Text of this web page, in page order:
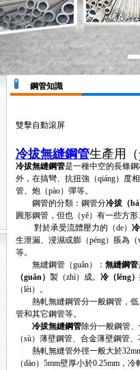
鋼管知識
雙擊自動滾屏
冷拔無縫鋼管生產用
冷拔無縫鋼管是一種中空的長條
外，在搞彎、抗扭強（qiáng）度
管、炮（pào）彈等。
鋼管的分類：鋼管分冷拔（
圓形鋼管，但也（yě）有一些方
對於承受流體壓力的（de）
生泄漏、浸濕或膨（péng）脹為
等。
無縫鋼管（guǎn）： 無縫鋼管
（guǎn） 製（zhì）成。 冷（lěng
（lèi）。
熱軋無縫鋼管分一般鋼管，低
管和其它鋼管等。
冷拔無縫鋼管除分一般鋼管
（sù）薄壁鋼管、合金薄壁鋼管
熱軋無縫管外徑一般大於32mm
（dào）5mm壁厚小於0.25mm，